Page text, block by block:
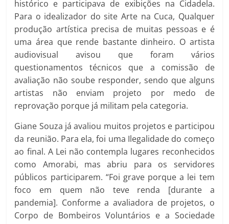
histórico e participava de exibições na Cidadela.
Para o idealizador do site Arte na Cuca, Qualquer
produção artística precisa de muitas pessoas e é
uma área que rende bastante dinheiro. O artista
audiovisual avisou que foram vários
questionamentos técnicos que a comissão de
avaliação não soube responder, sendo que alguns
artistas não enviam projeto por medo de
reprovação porque já militam pela categoria.
Giane Souza já avaliou muitos projetos e participou
da reunião. Para ela, foi uma Ilegalidade do começo
ao final. A Lei não contempla lugares reconhecidos
como Amorabi, mas abriu para os servidores
públicos participarem. “Foi grave porque a lei tem
foco em quem não teve renda [durante a
pandemia]. Conforme a avaliadora de projetos, o
Corpo de Bombeiros Voluntários e a Sociedade